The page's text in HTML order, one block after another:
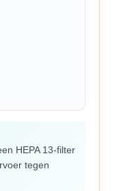
HEPA 13-filter
tegen